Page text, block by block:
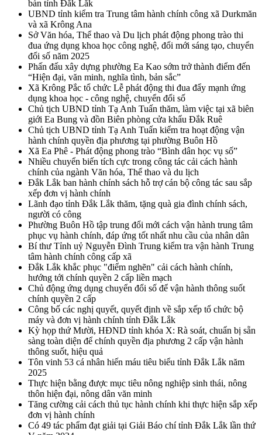
bàn tỉnh Đắk Lắk
UBND tỉnh kiểm tra Trung tâm hành chính công xã Durkmăn
và xã Krông Ana
Sở Văn hóa, Thể thao và Du lịch phát động phong trào thi
đua ứng dụng khoa học công nghệ, đổi mới sáng tạo, chuyển
đổi số năm 2025
Phấn đấu xây dựng phường Ea Kao sớm trở thành điểm đến
“Hiện đại, văn minh, nghĩa tình, bản sắc”
Xã Krông Pắc tổ chức Lễ phát động thi đua đẩy mạnh ứng
dụng khoa học - công nghệ, chuyển đổi số
Chủ tịch UBND tỉnh Tạ Anh Tuấn thăm, làm việc tại xã biên
giới Ea Bung và đồn Biên phòng cửa khẩu Đắk Ruê
Chủ tịch UBND tỉnh Tạ Anh Tuấn kiểm tra hoạt động vận
hành chính quyền địa phương tại phường Buôn Hồ
Xã Ea Phê - Phát động phong trào “Bình dân học vụ số”
Nhiều chuyển biến tích cực trong công tác cải cách hành
chính của ngành Văn hóa, Thể thao và du lịch
Đắk Lắk ban hành chính sách hỗ trợ cán bộ công tác sau sắp
xếp đơn vị hành chính
Lãnh đạo tỉnh Đắk Lắk thăm, tặng quà gia đình chính sách,
người có công
Phường Buôn Hồ tập trung đổi mới cách vận hành trung tâm
phục vụ hành chính, đáp ứng tốt nhất nhu cầu của nhân dân
Bí thư Tỉnh uỷ Nguyễn Đình Trung kiểm tra vận hành Trung
tâm hành chính công cấp xã
Đắk Lắk khắc phục "điểm nghẽn" cải cách hành chính,
hướng tới chính quyền 2 cấp liền mạch
Chủ động ứng dụng chuyển đổi số để vận hành thông suốt
chính quyền 2 cấp
Công bố các nghị quyết, quyết định về sắp xếp tổ chức bộ
máy và đơn vị hành chính tỉnh Đắk Lắk
Kỳ họp thứ Mười, HĐND tỉnh khóa X: Rà soát, chuẩn bị sẵn
sàng toàn diện để chính quyền địa phương 2 cấp vận hành
thông suốt, hiệu quả
Tôn vinh 53 cá nhân hiến máu tiêu biểu tỉnh Đắk Lắk năm
2025
Thực hiện bằng được mục tiêu nông nghiệp sinh thái, nông
thôn hiện đại, nông dân văn minh
Tăng cường cải cách thủ tục hành chính khi thực hiện sắp xếp
đơn vị hành chính
Có 49 tác phẩm đạt giải tại Giải Báo chí tỉnh Đắk Lắk lần thứ